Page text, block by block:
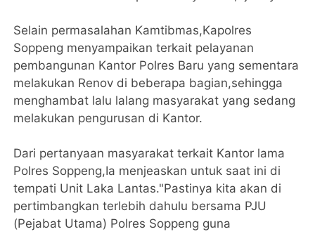
Selain permasalahan Kamtibmas,Kapolres
Soppeng menyampaikan terkait pelayanan
pembangunan Kantor Polres Baru yang sementara
melakukan Renov di beberapa bagian,sehingga
menghambat lalu lalang masyarakat yang sedang
melakukan pengurusan di Kantor.
Dari pertanyaan masyarakat terkait Kantor lama
Polres Soppeng,Ia menjeaskan untuk saat ini di
tempati Unit Laka Lantas."Pastinya kita akan di
pertimbangkan terlebih dahulu bersama PJU
(Pejabat Utama) Polres Soppeng guna